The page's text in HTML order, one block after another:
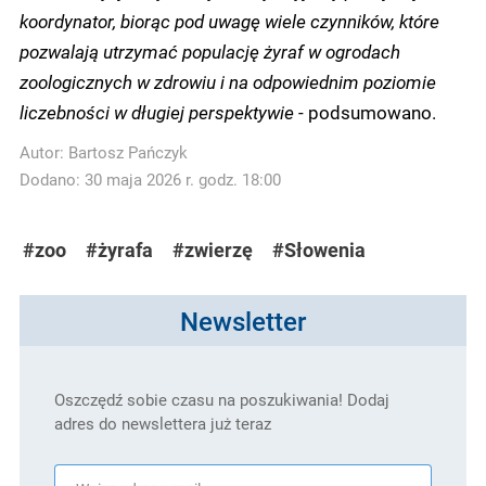
koordynator, biorąc pod uwagę wiele czynników, które
pozwalają utrzymać populację żyraf w ogrodach
zoologicznych w zdrowiu i na odpowiednim poziomie
liczebności w długiej perspektywie- podsumowano.
Autor: Bartosz Pańczyk
Dodano: 30 maja 2026 r. godz. 18:00
#zoo #żyrafa #zwierzę #Słowenia
Newsletter
Oszczędź sobie czasu na poszukiwania! Dodaj
adres do newslettera już teraz